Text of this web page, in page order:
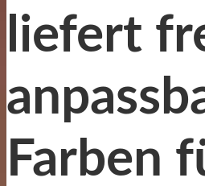
liefert
Farben